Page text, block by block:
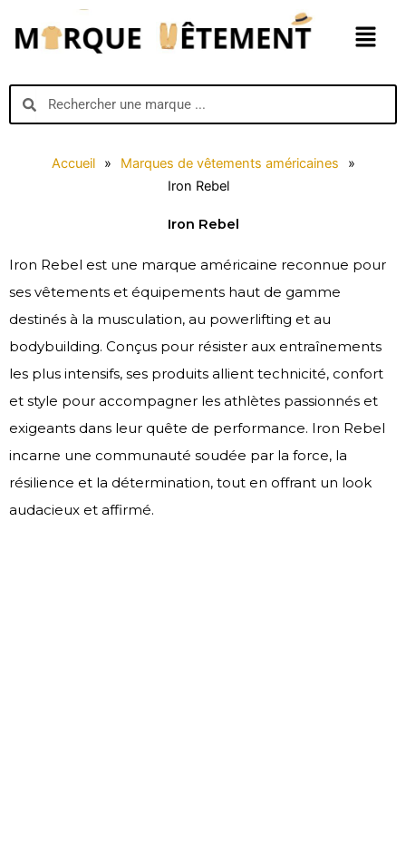
contenu
Menu
SearchSearch
Accueil » Marques de vêtements américaines
»
Iron Rebel
Iron Rebel
Iron Rebel est une marque américaine reconnue pour
ses vêtements et équipements haut de gamme
destinés à la musculation, au powerlifting et au
bodybuilding. Conçus pour résister aux entraînements
les plus intensifs, ses produits allient technicité, confort
et style pour accompagner les athlètes passionnés et
exigeants dans leur quête de performance. Iron Rebel
incarne une communauté soudée par la force, la
résilience et la détermination, tout en offrant un look
audacieux et affirmé.